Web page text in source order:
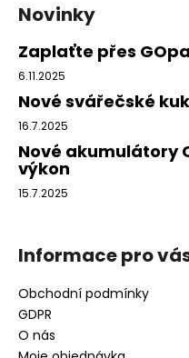
Novinky
Zaplaťte přes
6.11.2025
Nové svářečské
16.7.2025
Nové akumulátory
výkon
15.7.2025
Informace pro
Obchodní podmínky
GDPR
O nás